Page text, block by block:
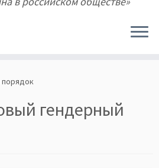
гендерный